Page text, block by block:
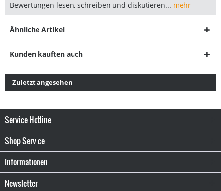
Bewertungen lesen, schreiben und diskutieren... mehr
Ähnliche Artikel
Kunden kauften auch
Zuletzt angesehen
Service Hotline
Shop Service
Informationen
Newsletter